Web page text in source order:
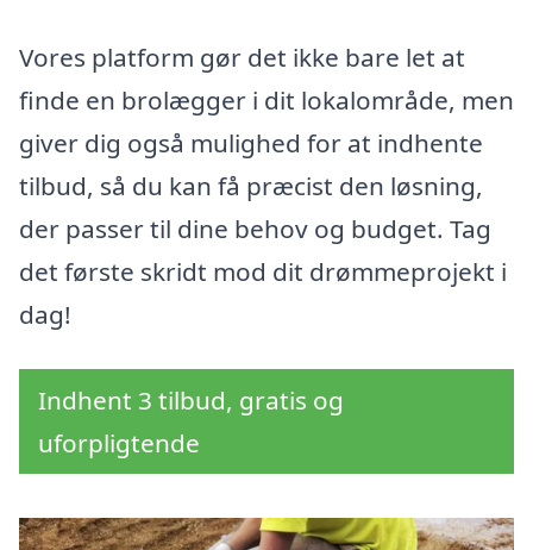
Vores platform gør det ikke bare let at
finde en brolægger i dit lokalområde, men
giver dig også mulighed for at indhente
tilbud, så du kan få præcist den løsning,
der passer til dine behov og budget. Tag
det første skridt mod dit drømmeprojekt i
dag!
Indhent 3 tilbud, gratis og
uforpligtende